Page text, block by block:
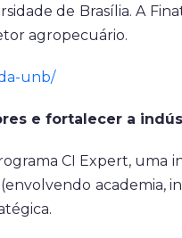
de Brasília. A
agropecuário.
unb/
e fortalecer a
CI Expert, uma
academia,